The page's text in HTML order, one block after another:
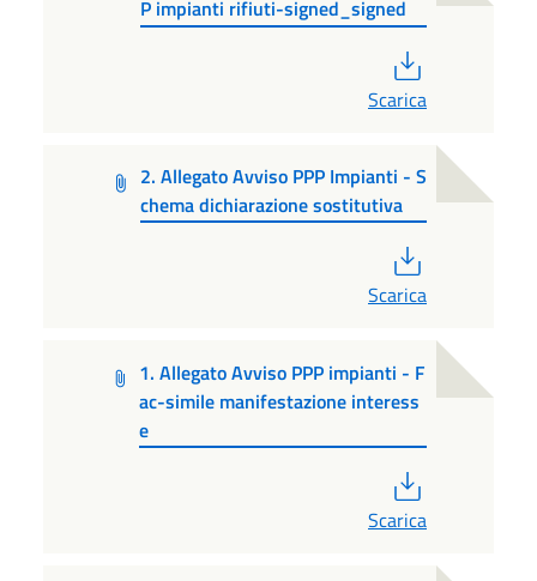
P impianti rifiuti-signed_signed
Scarica
2. Allegato Avviso PPP Impianti - S
chema dichiarazione sostitutiva
Scarica
1. Allegato Avviso PPP impianti - F
ac-simile manifestazione interess
e
Scarica